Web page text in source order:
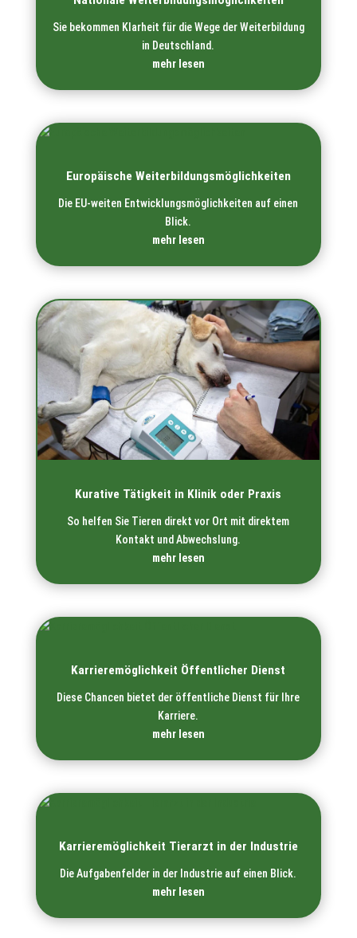
Sie bekommen Klarheit für die Wege der Weiterbildung
in Deutschland.
mehr lesen
Europäische Weiterbildungs­möglichkeiten
Die EU-weiten Entwicklungsmöglichkeiten auf einen
Blick.
mehr lesen
Kurative Tätigkeit in Klinik oder Praxis
So helfen Sie Tieren direkt vor Ort mit direktem
Kontakt und Abwechslung.
mehr lesen
Karrieremöglichkeit Öffentlicher Dienst
Diese Chancen bietet der öffentliche Dienst für Ihre
Karriere.
mehr lesen
Karrieremöglichkeit Tierarzt in der Industrie
Die Aufgabenfelder in der Industrie auf einen Blick.
mehr lesen